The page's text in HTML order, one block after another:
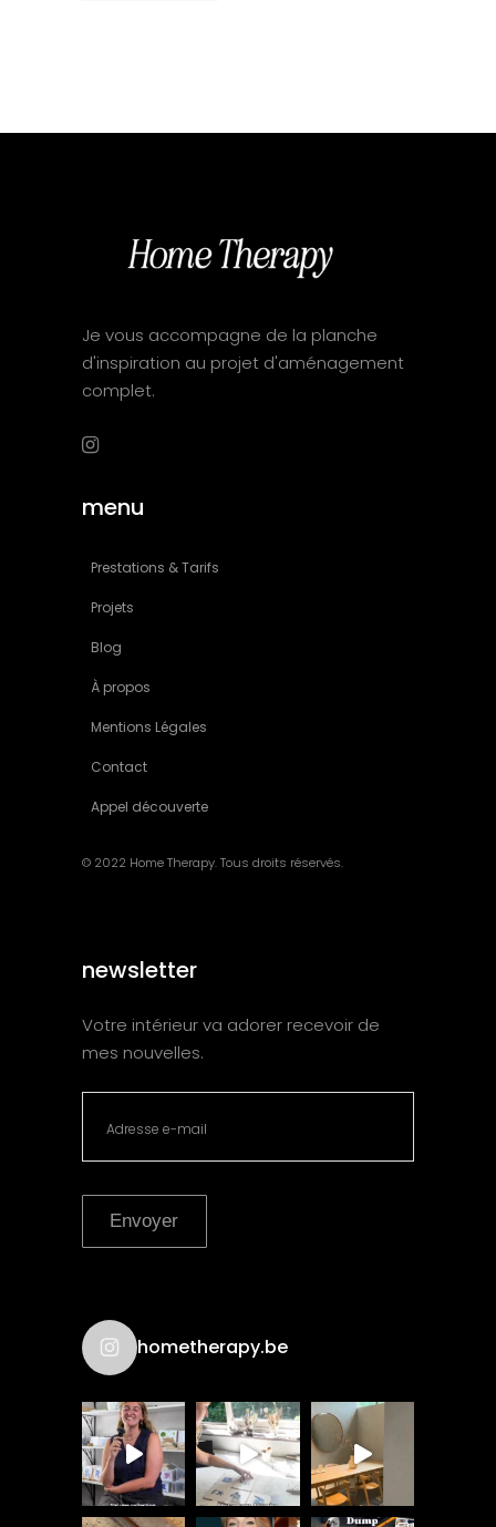
Je vous accompagne de la planche
d'inspiration au projet d'aménagement
complet.
menu
Prestations & Tarifs
Projets
Blog
À propos
Mentions Légales
Contact
Appel découverte
© 2022 Home Therapy. Tous droits réservés.
newsletter
Votre intérieur va adorer recevoir de
mes nouvelles.
Envoyer
hometherapy.be